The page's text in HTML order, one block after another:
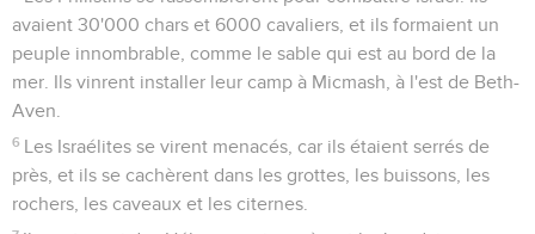
avaient 30'000 chars et 6000 cavaliers, et ils formaient un
peuple innombrable, comme le sable qui est au bord de la
mer. Ils vinrent installer leur camp à Micmash, à l'est de Beth-
Aven.
6 Les Israélites se virent menacés, car ils étaient serrés de
près, et ils se cachèrent dans les grottes, les buissons, les
rochers, les caveaux et les citernes.